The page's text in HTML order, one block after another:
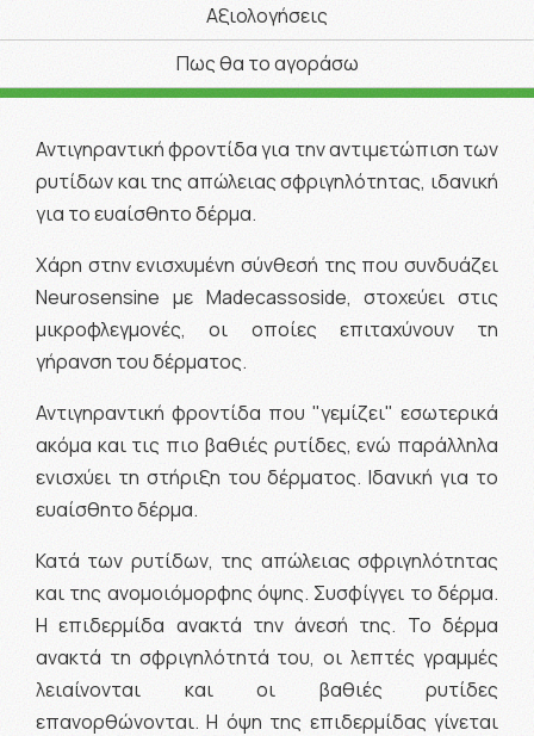
Αξιολογήσεις
Πως θα το αγοράσω
Αντιγηραντική φροντίδα για την αντιμετώπιση των
ρυτίδων και της απώλειας σφριγηλότητας, ιδανική
για το ευαίσθητο δέρμα.
Χάρη στην ενισχυμένη σύνθεσή της που συνδυάζει
Neurosensine με Madecassoside, στοχεύει στις
μικροφλεγμονές, οι οποίες επιταχύνουν τη
γήρανση του δέρματος.
Αντιγηραντική φροντίδα που "γεμίζει" εσωτερικά
ακόμα και τις πιο βαθιές ρυτίδες, ενώ παράλληλα
ενισχύει τη στήριξη του δέρματος. Ιδανική για το
ευαίσθητο δέρμα.
Κατά των ρυτίδων, της απώλειας σφριγηλότητας
και της ανομοιόμορφης όψης. Συσφίγγει το δέρμα.
Η επιδερμίδα ανακτά την άνεσή της. Το δέρμα
ανακτά τη σφριγηλότητά του, οι λεπτές γραμμές
λειαίνονται και οι βαθιές ρυτίδες
επανορθώνονται. Η όψη της επιδερμίδας γίνεται